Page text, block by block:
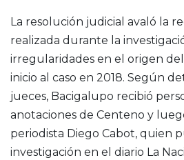
La resolución judicial avaló la
realizada durante la
irregularidades en el origen
inicio al caso en 2018. Según
jueces, Bacigalupo recibió
anotaciones de Centeno y
periodista Diego Cabot, quien
investigación en el diario La